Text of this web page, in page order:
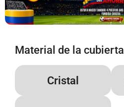
Material de la cubierta
Cristal